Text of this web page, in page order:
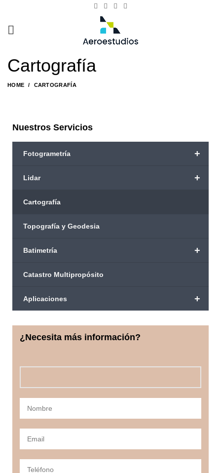
Cartografía
HOME CARTOGRAFÍA
Nuestros Servicios
+
Fotogrametría
+
Lidar
Cartografía
Topografía y Geodesia
+
Batimetría
Catastro Multipropósito
+
Aplicaciones
¿Necesita más información?